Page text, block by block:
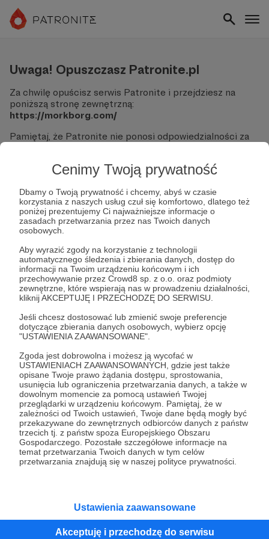
Cenimy Twoją prywatność
Dbamy o Twoją prywatność i chcemy, abyś w czasie
korzystania z naszych usług czuł się komfortowo, dlatego też
poniżej prezentujemy Ci najważniejsze informacje o
zasadach przetwarzania przez nas Twoich danych
osobowych.
Aby wyrazić zgody na korzystanie z technologii
automatycznego śledzenia i zbierania danych, dostęp do
informacji na Twoim urządzeniu końcowym i ich
przechowywanie przez Crowd8 sp. z o.o. oraz podmioty
zewnętrzne, które wspierają nas w prowadzeniu działalności,
kliknij AKCEPTUJĘ I PRZECHODZĘ DO SERWISU.
Jeśli chcesz dostosować lub zmienić swoje preferencje
dotyczące zbierania danych osobowych, wybierz opcję
"USTAWIENIA ZAAWANSOWANE".
Zgoda jest dobrowolna i możesz ją wycofać w
USTAWIENIACH ZAAWANSOWANYCH, gdzie jest także
opisane Twoje prawo żądania dostępu, sprostowania,
usunięcia lub ograniczenia przetwarzania danych, a także w
dowolnym momencie za pomocą ustawień Twojej
przeglądarki w urządzeniu końcowym. Pamiętaj, że w
zależności od Twoich ustawień, Twoje dane będą mogły być
przekazywane do zewnętrznych odbiorców danych z państw
trzecich tj. z państw spoza Europejskiego Obszaru
Gospodarczego. Pozostałe szczegółowe informacje na
temat przetwarzania Twoich danych w tym celów
przetwarzania znajdują się w naszej polityce prywatności.
Ustawienia zaawansowane
Akceptuję i przechodzę do serwisu
Uwaga! Opuszczasz Patronite.pl
Za chwilę opuścisz serwis Patronite i przejdziesz na
poniższą stronę zewnętrzną:
https://morkborg.com/
Pamiętaj, że Patronite nie ponosi odpowiedzialności za
Nie podawaj swoich danych logowania ani informacji
finansowych na podjerzanych stronach.
Sprawdź dokładnie adres URL, zanim klikniesz przycisk
"Tak, przejdź do strony".
Jeśli masz wątpliwości, wróć do Patronite i zweryfikuj
link.
Czy na pewno chcesz kontynuować?
Tak, przejdź do strony
Kategorie
O Patronite
Dodatkowe produkty
Pomoc
RegulaminPolityka prywatnościPatronite Commons
Unia Europejska